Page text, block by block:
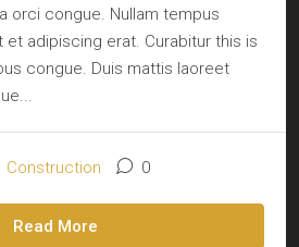
orci congue. Nullam tempus
et adipiscing erat. Curabitur this is
congue. Duis mattis laoreet
Construction 0
Read More